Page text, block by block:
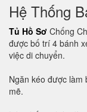
Hệ Thống
Tủ Hồ Sơ Chống
được bố trí 4 bánh
việc di chuyển.
Ngăn kéo được làm
mẽ.